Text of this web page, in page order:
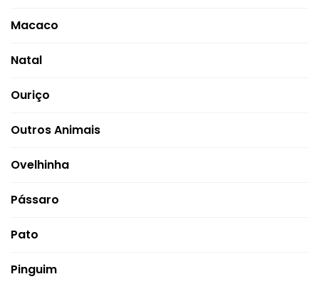
Macaco
Natal
Ouriço
Outros Animais
Ovelhinha
Pássaro
Pato
Pinguim